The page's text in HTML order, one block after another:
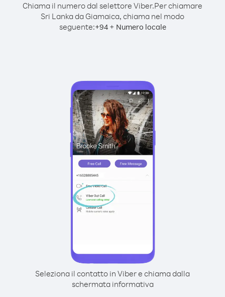
Chiama il numero dal selettore Viber.Per chiamare
Sri Lanka da Giamaica, chiama nel modo
seguente:+94+ Numero locale
Seleziona il contatto in Viber e chiama dalla
schermata informativa